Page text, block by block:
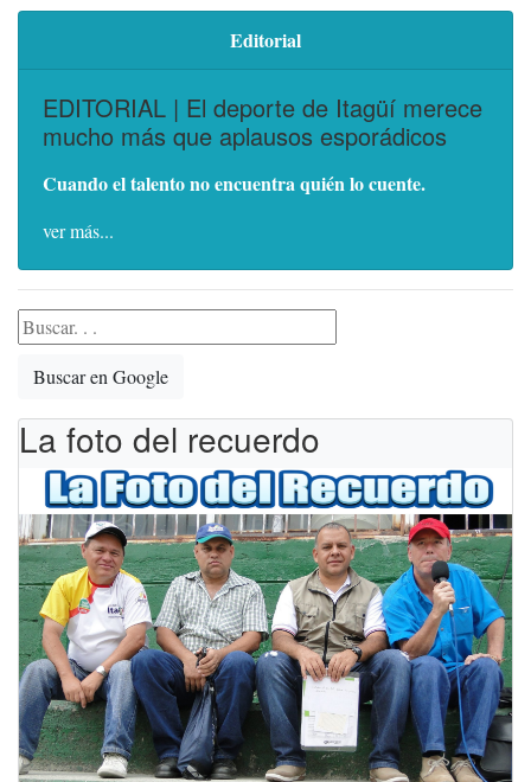
Editorial
EDITORIAL | El deporte de Itagüí merece
mucho más que aplausos esporádicos
Cuando el talento no encuentra quién lo cuente.
ver más...
Buscar en Google
La foto del recuerdo